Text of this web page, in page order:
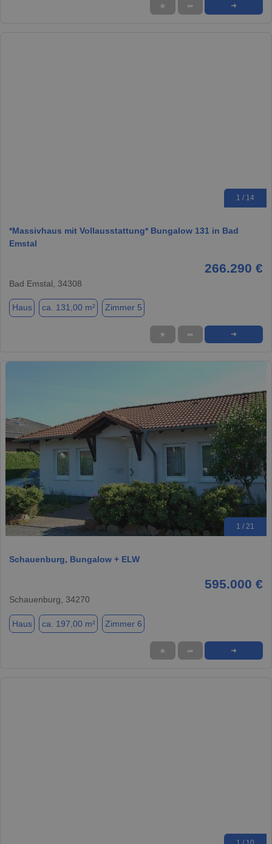
★ ➦ ➜
1 / 14
*Massivhaus mit Vollausstattung* Bungalow 131 in Bad
Emstal
266.290 €
Bad Emstal, 34308
Haus ca. 131,00 m² Zimmer 5
★ ➦ ➜
1 / 21
Schauenburg, Bungalow + ELW
595.000 €
Schauenburg, 34270
Haus ca. 197,00 m² Zimmer 6
★ ➦ ➜